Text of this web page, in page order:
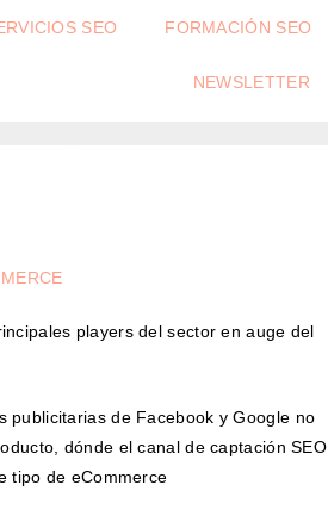
SEO FORMACIÓN SEO
NEWSLETTER
players del sector en auge del
publicitarias de Facebook y Google no
dónde el canal de captación SEO
tipo de eCommerce